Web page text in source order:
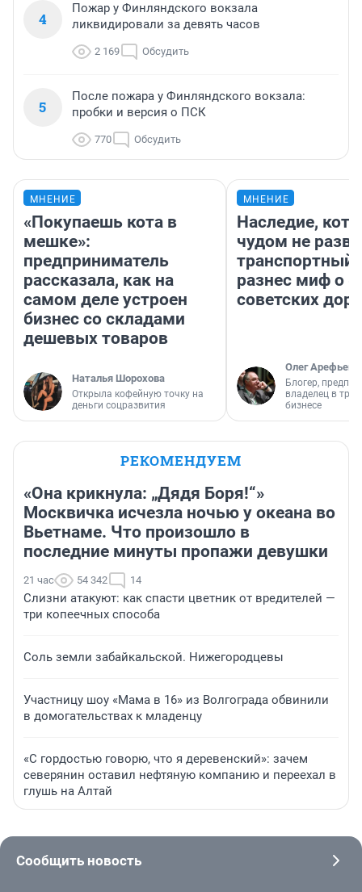
4
Пожар у Финляндского вокзала
ликвидировали за девять часов
2 169 Обсудить
5
После пожара у Финляндского вокзала:
пробки и версия о ПСК
770 Обсудить
МНЕНИЕ
«Покупаешь кота в
мешке»:
предприниматель
рассказала, как на
самом деле устроен
бизнес со складами
дешевых товаров
Наталья Шорохова
Открыла кофейную точку на
деньги соцразвития
МНЕНИЕ
Наследие,
чудом не
транспортный
разнес миф о
советских
Олег Арефьев
Блогер,
владелец в
бизнесе
РЕКОМЕНДУЕМ
«Она крикнула: „Дядя Боря!“»
Москвичка исчезла ночью у океана во
Вьетнаме. Что произошло в
последние минуты пропажи девушки
21 час 54 342 14
Слизни атакуют: как спасти цветник от вредителей —
три копеечных способа
Соль земли забайкальской. Нижегородцевы
Участницу шоу «Мама в 16» из Волгограда обвинили
в домогательствах к младенцу
«С гордостью говорю, что я деревенский»: зачем
северянин оставил нефтяную компанию и переехал в
глушь на Алтай
Сообщить новость